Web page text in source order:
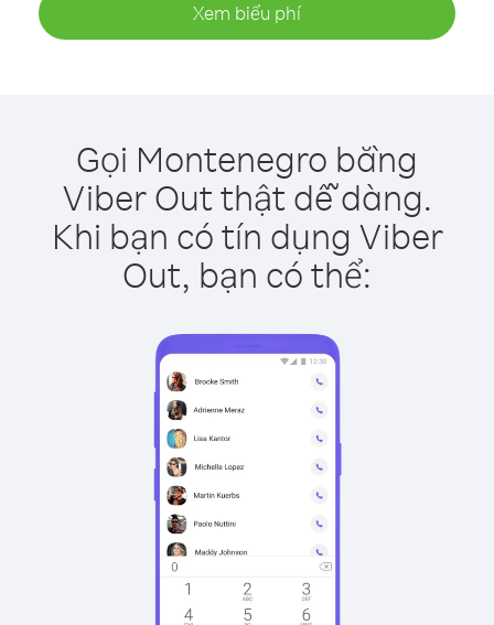
Xem biểu phí
Gọi Montenegro bằng
Viber Out thật dễ dàng.
Khi bạn có tín dụng Viber
Out, bạn có thể: